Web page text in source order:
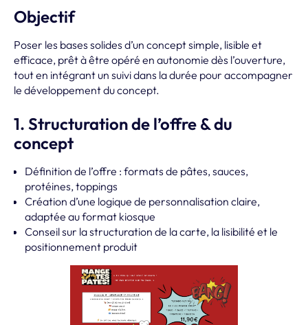
Objectif
Poser les bases solides d’un concept simple, lisible et
efficace, prêt à être opéré en autonomie dès l’ouverture,
tout en intégrant un suivi dans la durée pour accompagner
le développement du concept.
1. Structuration de l’offre & du
concept
Définition de l’offre : formats de pâtes, sauces,
protéines, toppings
Création d’une logique de personnalisation claire,
adaptée au format kiosque
Conseil sur la structuration de la carte, la lisibilité et le
positionnement produit